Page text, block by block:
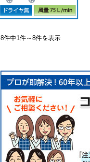
8件中1件～8件を表示